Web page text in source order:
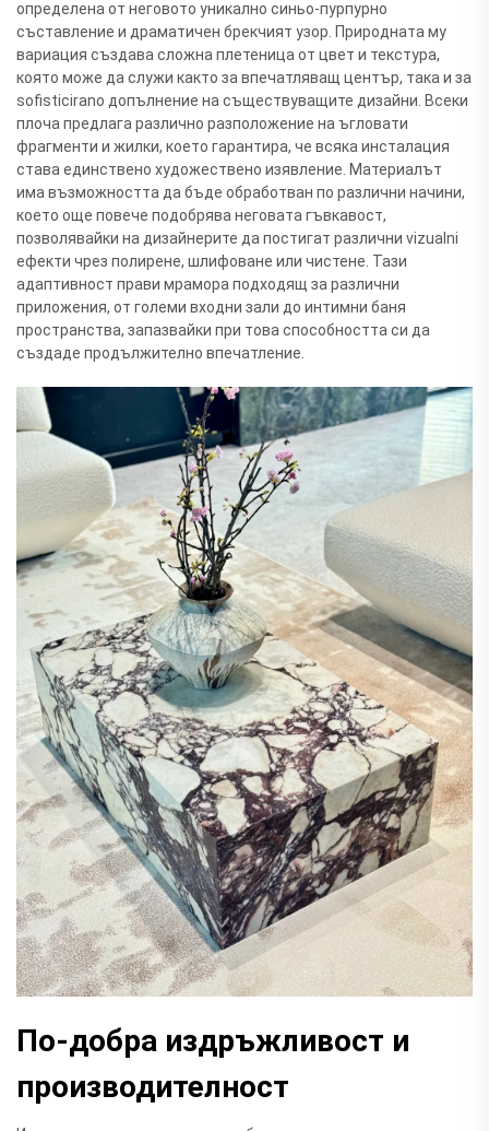
определена от неговото уникално синьо-пурпурно
съставление и драматичен брекчият узор. Природната му
вариация създава сложна плетеница от цвет и текстура,
която може да служи както за впечатляващ център, така и за
sofisticirano допълнение на съществуващите дизайни. Всеки
плоча предлага различно разположение на ъгловати
фрагменти и жилки, което гарантира, че всяка инсталация
става единствено художествено изявление. Материалът
има възможността да бъде обработван по различни начини,
което още повече подобрява неговата гъвкавост,
позволявайки на дизайнерите да постигат различни vizualni
ефекти чрез полирене, шлифоване или чистене. Тази
адаптивност прави мрамора подходящ за различни
приложения, от големи входни зали до интимни баня
пространства, запазвайки при това способността си да
създаде продължително впечатление.
По-добра издръжливост и
производителност